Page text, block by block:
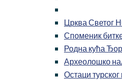
Црква Светог
Споменик
Родна кућа
Археолошко
Остаци турског